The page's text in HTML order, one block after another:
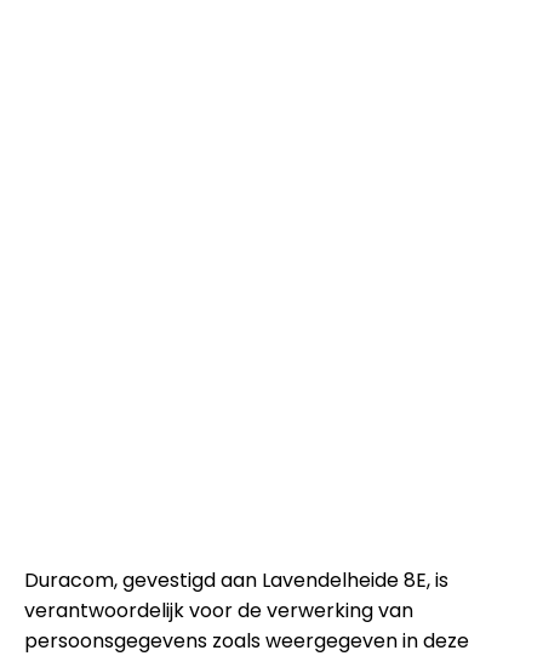
Duracom, gevestigd aan Lavendelheide 8E, is
verantwoordelijk voor de verwerking van
persoonsgegevens zoals weergegeven in deze